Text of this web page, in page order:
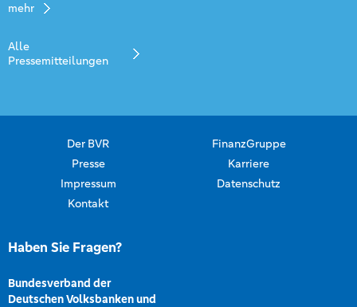
mehr
Alle
Pressemitteilungen
Der BVR
FinanzGruppe
Presse
Karriere
Impressum
Datenschutz
Kontakt
Haben Sie Fragen?
Bundesverband der
Deutschen Volksbanken und